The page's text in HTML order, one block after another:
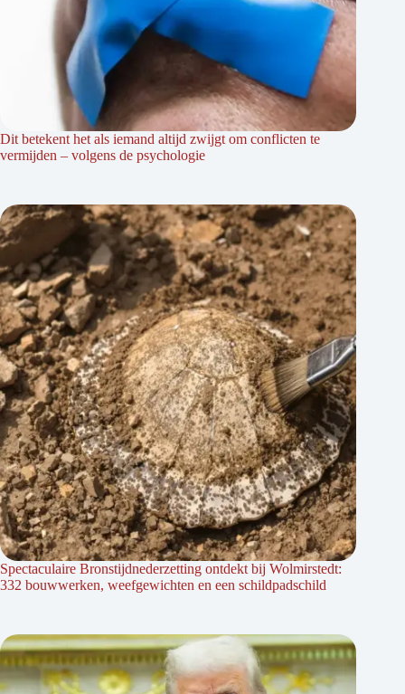
Dit betekent het als iemand altijd zwijgt om conflicten te
vermijden – volgens de psychologie
Spectaculaire Bronstijdnederzetting ontdekt bij Wolmirstedt:
332 bouwwerken, weefgewichten en een schildpadschild